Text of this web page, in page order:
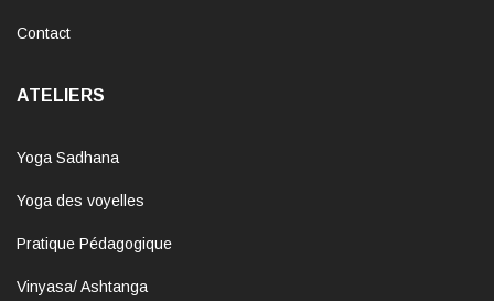
Contact
ATELIERS
Yoga Sadhana
Yoga des voyelles
Pratique Pédagogique
Vinyasa/ Ashtanga